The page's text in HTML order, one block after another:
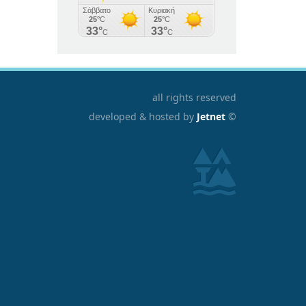
all rights reserved
developed & hosted by Jetnet ©